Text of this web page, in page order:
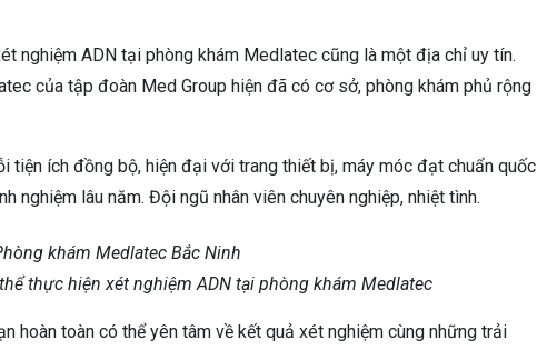
nghiệm ADN tại phòng khám Medlatec cũng là một địa chỉ uy tín.
của tập đoàn Med Group hiện đã có cơ sở, phòng khám phủ rộng
tiện ích đồng bộ, hiện đại với trang thiết bị, máy móc đạt chuẩn quốc
nghiệm lâu năm. Đội ngũ nhân viên chuyên nghiệp, nhiệt tình.
thực hiện xét nghiệm ADN tại phòng khám Medlatec
hoàn toàn có thể yên tâm về kết quả xét nghiệm cùng những trải